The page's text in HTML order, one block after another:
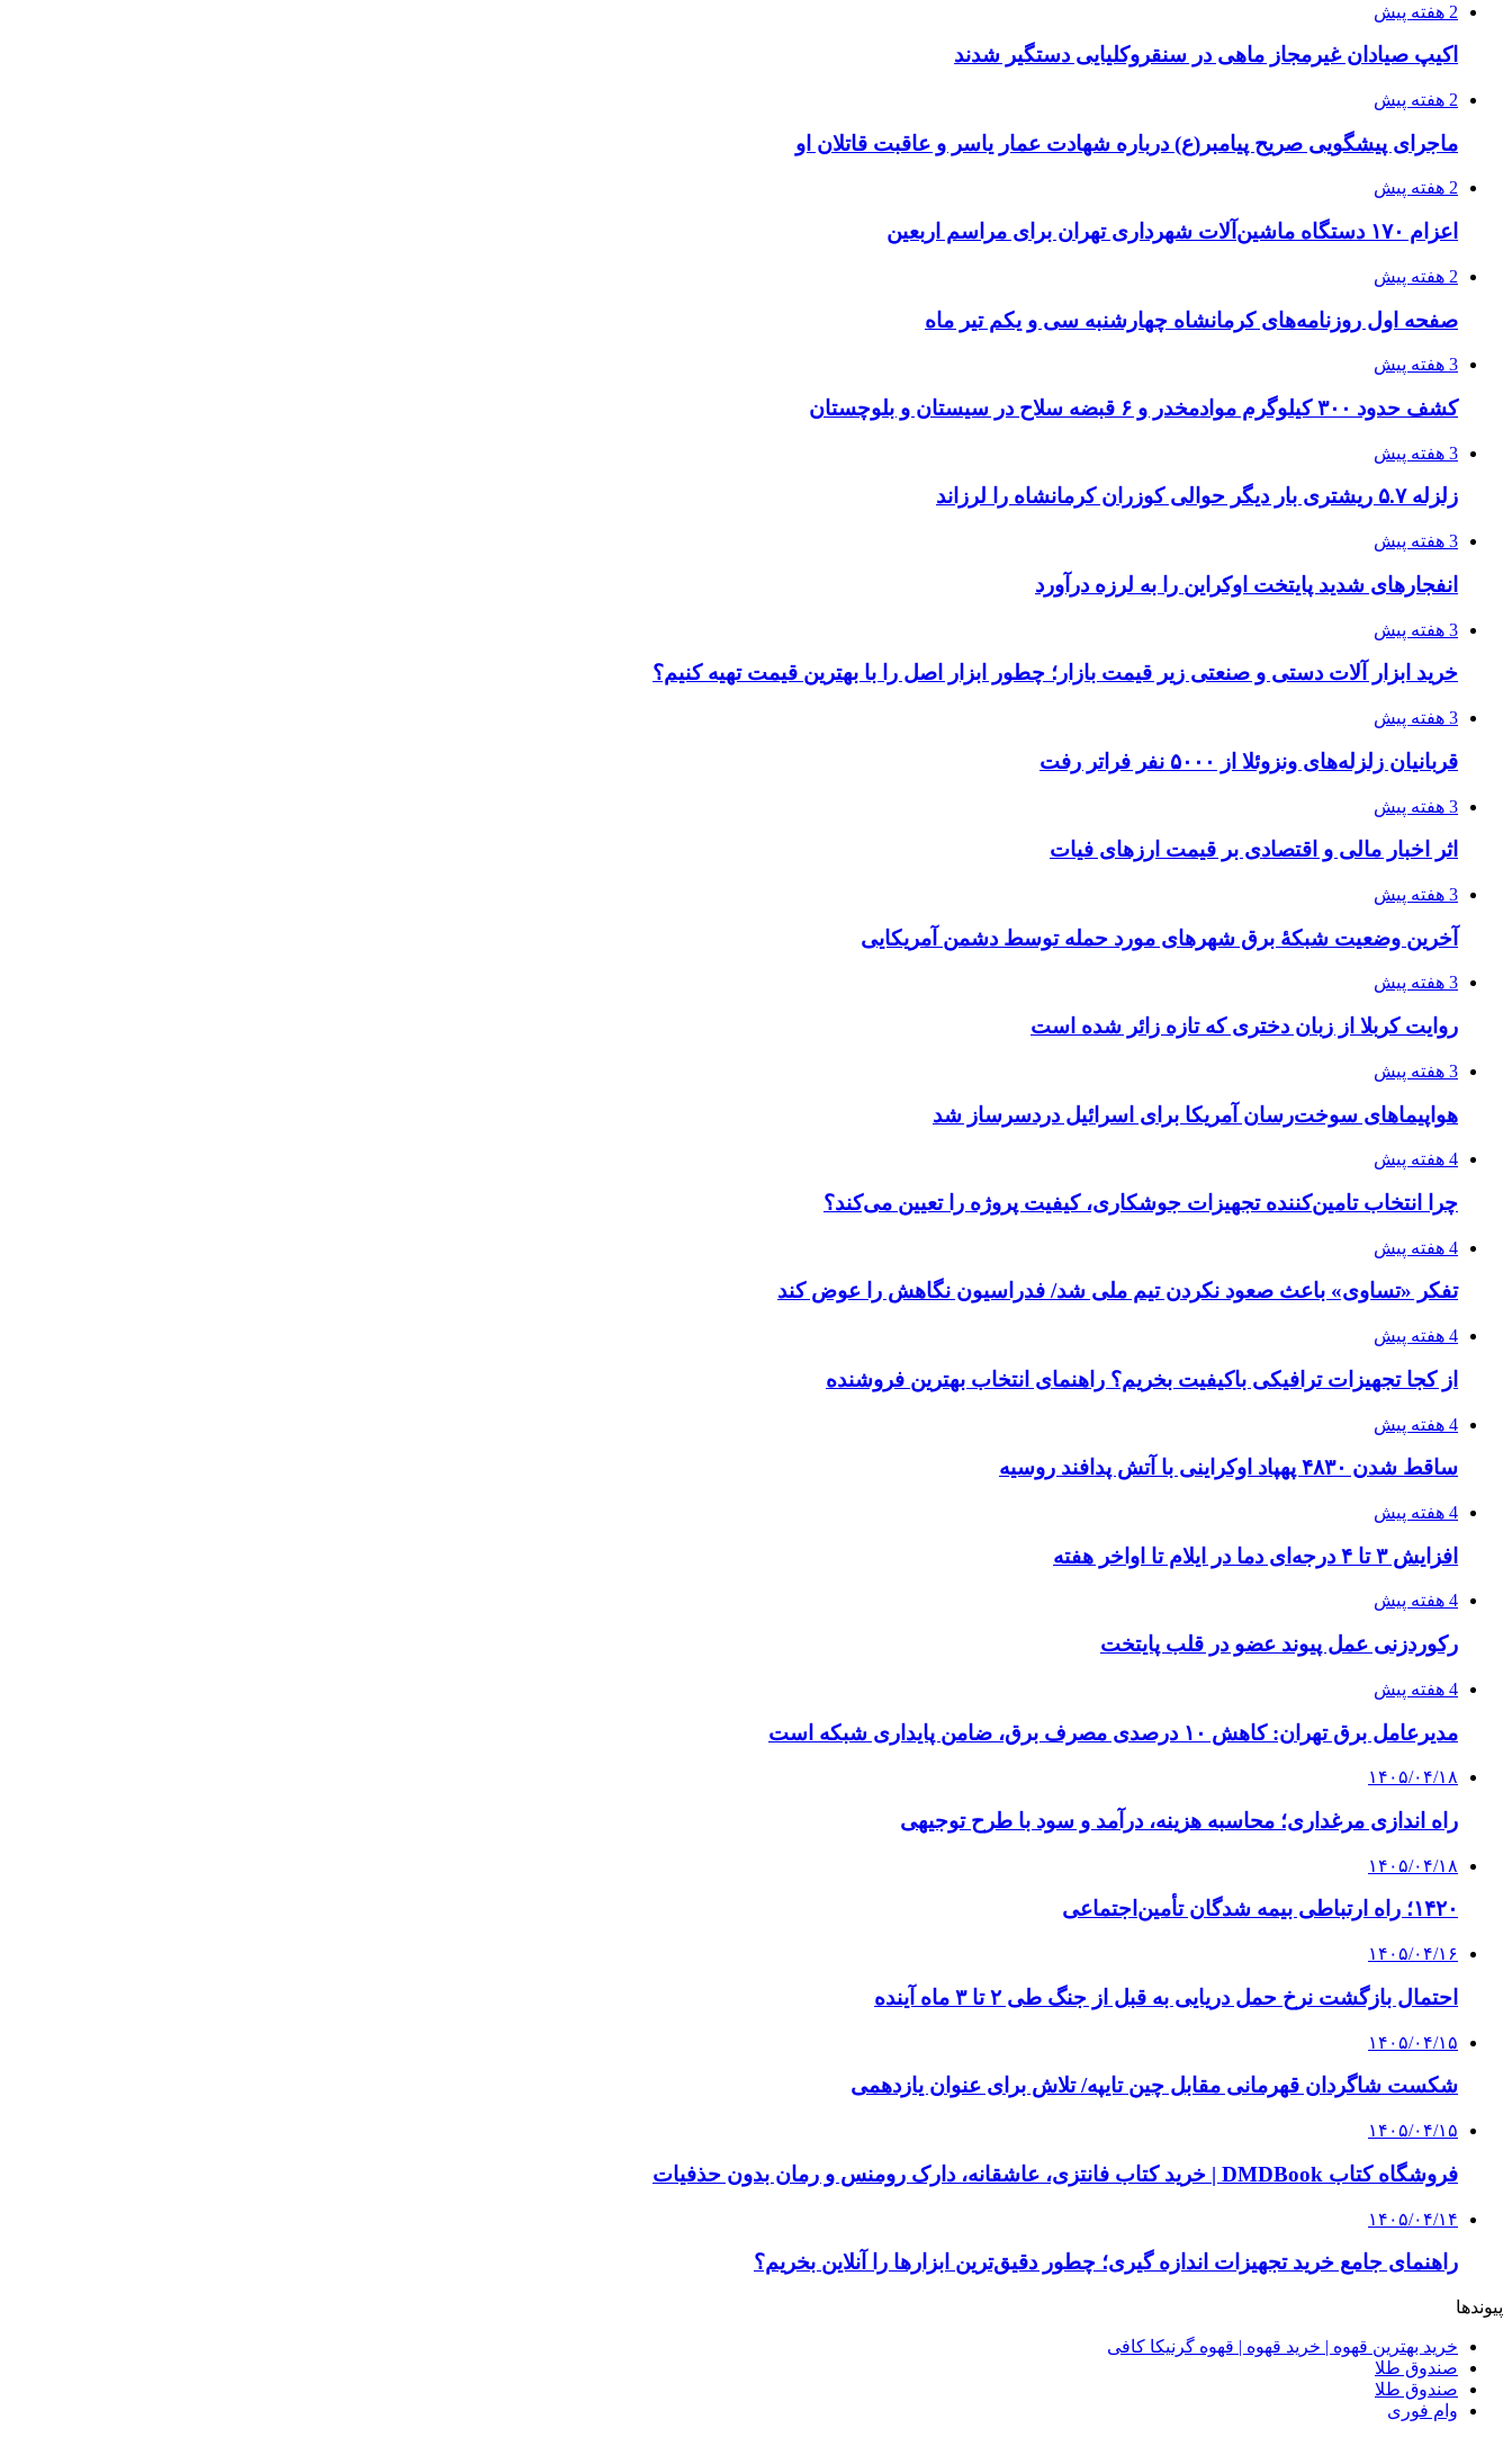
2 هفته پیش
اکیپ صیادان غیرمجاز ماهی در سنقروکلیایی دستگیر شدند
2 هفته پیش
ماجرای پیشگویی صریح پیامبر(ع) درباره شهادت عمار یاسر و عاقبت قاتلان او
2 هفته پیش
اعزام ۱۷۰ دستگاه ماشین‌آلات شهرداری تهران برای مراسم اربعین
2 هفته پیش
صفحه اول روزنامه‌های کرمانشاه چهارشنبه سی و یکم تیر ماه
3 هفته پیش
کشف حدود ۳۰۰ کیلوگرم موادمخدر و ۶ قبضه سلاح در سیستان و بلوچستان
3 هفته پیش
زلزله ۵.۷ ریشتری بار دیگر حوالی کوزران کرمانشاه را لرزاند
3 هفته پیش
انفجارهای شدید پایتخت اوکراین را به لرزه درآورد
3 هفته پیش
خرید ابزار آلات دستی و صنعتی زیر قیمت بازار؛ چطور ابزار اصل را با بهترین قیمت تهیه کنیم؟
3 هفته پیش
قربانیان زلزله‌های ونزوئلا از ۵۰۰۰ نفر فراتر رفت
3 هفته پیش
اثر اخبار مالی و اقتصادی بر قیمت ارزهای فیات
3 هفته پیش
آخرین وضعیت شبکۀ برق شهرهای مورد حمله توسط دشمن آمریکایی
3 هفته پیش
روایت کربلا از زبان دختری که تازه زائر شده است
3 هفته پیش
هواپیماهای سوخت‌رسان آمریکا برای اسرائیل دردسرساز شد
4 هفته پیش
چرا انتخاب تامین‌کننده تجهیزات جوشکاری، کیفیت پروژه را تعیین می‌کند؟
4 هفته پیش
تفکر «تساوی» باعث صعود نکردن تیم ملی شد/ فدراسیون نگاهش را عوض کند
4 هفته پیش
از کجا تجهیزات ترافیکی باکیفیت بخریم؟ راهنمای انتخاب بهترین فروشنده
4 هفته پیش
ساقط شدن ۴۸۳۰ پهپاد اوکراینی با آتش پدافند روسیه
4 هفته پیش
افزایش ۳ تا ۴ درجه‌ای دما در ایلام تا اواخر هفته
4 هفته پیش
رکوردزنی عمل پیوند عضو در قلب پایتخت
4 هفته پیش
مدیرعامل برق تهران: کاهش ۱۰ درصدی مصرف برق، ضامن پایداری شبکه است
۱۴۰۵/۰۴/۱۸
راه اندازی مرغداری؛ محاسبه هزینه، درآمد و سود با طرح توجیهی
۱۴۰۵/۰۴/۱۸
۱۴۲۰؛ راه ارتباطی بیمه شدگان تأمین‌اجتماعی
۱۴۰۵/۰۴/۱۶
احتمال بازگشت نرخ حمل دریایی به قبل از جنگ طی ۲ تا ۳ ماه آینده
۱۴۰۵/۰۴/۱۵
شکست شاگردان قهرمانی مقابل چین تایپه/ تلاش برای عنوان یازدهمی
۱۴۰۵/۰۴/۱۵
فروشگاه کتاب DMDBook | خرید کتاب فانتزی، عاشقانه، دارک رومنس و رمان بدون حذفیات
۱۴۰۵/۰۴/۱۴
راهنمای جامع خرید تجهیزات اندازه گیری؛ چطور دقیق‌ترین ابزارها را آنلاین بخریم؟
پیوندها
خرید بهترین قهوه | خرید قهوه | قهوه گرنیکا کافی
صندوق طلا
صندوق طلا
وام فوری